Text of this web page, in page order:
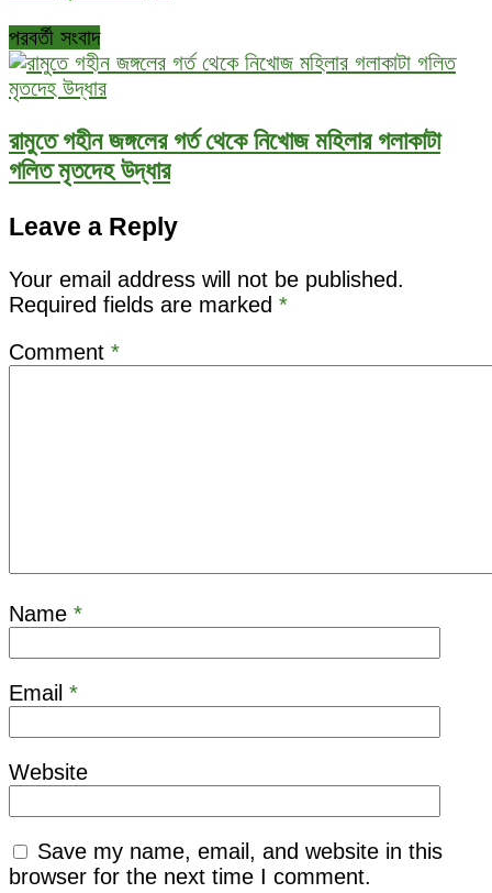
পরবর্তী সংবাদ
রামুতে গহীন জঙ্গলের গর্ত থেকে নিখোজ মহিলার গলাকাটা
গলিত মৃতদেহ উদ্ধার
Leave a Reply
Your email address will not be published.
Required fields are marked *
Comment *
Name *
Email *
Website
Save my name, email, and website in this
browser for the next time I comment.